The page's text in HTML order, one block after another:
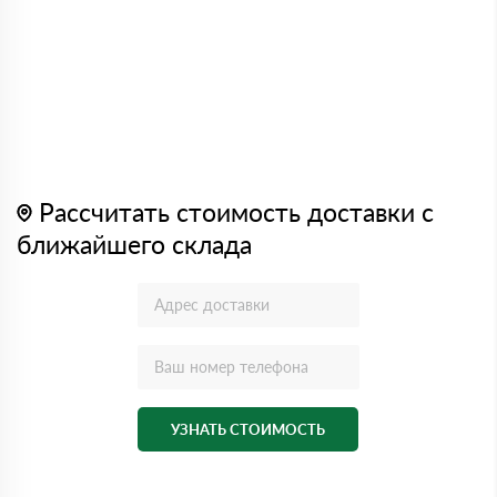
Рассчитать стоимость доставки с
ближайшего склада
УЗНАТЬ СТОИМОСТЬ